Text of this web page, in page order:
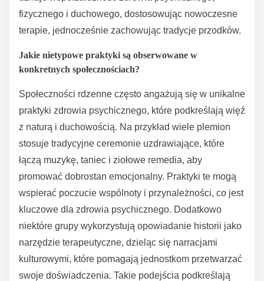
fizycznego i duchowego, dostosowując nowoczesne
terapie, jednocześnie zachowując tradycje przodków.
Jakie nietypowe praktyki są obserwowane w
konkretnych społecznościach?
Społeczności rdzenne często angażują się w unikalne
praktyki zdrowia psychicznego, które podkreślają więź
z naturą i duchowością. Na przykład wiele plemion
stosuje tradycyjne ceremonie uzdrawiające, które
łączą muzykę, taniec i ziołowe remedia, aby
promować dobrostan emocjonalny. Praktyki te mogą
wspierać poczucie wspólnoty i przynależności, co jest
kluczowe dla zdrowia psychicznego. Dodatkowo
niektóre grupy wykorzystują opowiadanie historii jako
narzędzie terapeutyczne, dzieląc się narracjami
kulturowymi, które pomagają jednostkom przetwarzać
swoje doświadczenia. Takie podejścia podkreślają